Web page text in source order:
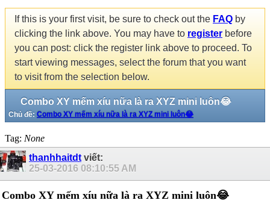
If this is your first visit, be sure to check out the FAQ by
clicking the link above. You may have to register before
you can post: click the register link above to proceed. To
start viewing messages, select the forum that you want
to visit from the selection below.
Combo XY mếm xíu nữa là ra XYZ mini luôn😂
Chủ đề: Combo XY mếm xíu nữa là ra XYZ mini luôn😂
Tag: None
thanhhaitdt viết:
25-03-2016 08:10:55 AM
Combo XY mếm xíu nữa là ra XYZ mini luôn😂